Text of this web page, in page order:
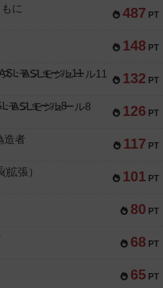
487 PT
に
148 PT
132 PT
：ASLモジュール11
126 PT
ASLモジュール8
117 PT
造者
101 PT
拡張）
80 PT
68 PT
65 PT